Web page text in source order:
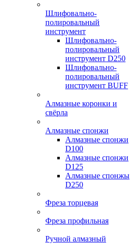
Шлифовально-
полировальный
инструмент
Шлифовально-
полировальный
инструмент D250
Шлифовально-
полировальный
инструмент BUFF
Алмазные коронки и
свёрла
Алмазные спонжи
Алмазные спонжи
D100
Алмазные спонжи
D125
Алмазные спонжы
D250
Фреза торцевая
Фреза профильная
Ручной алмазный